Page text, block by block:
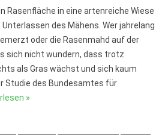
Rasenfläche in eine artenreiche Wiese
des Mähens. Wer jahrelang
oder die Rasenmahd auf der
sich nicht wundern, dass trotz
als Gras wächst und sich kaum
Studie des Bundesamtes für
»